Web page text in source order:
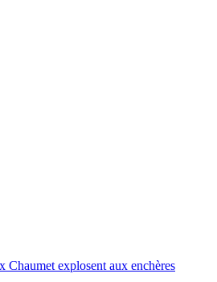
Chaumet explosent aux enchères